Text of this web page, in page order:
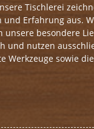
Tischlerei
und Erfahrung aus.
unsere besondere
und nutzen
Werkzeuge sowie